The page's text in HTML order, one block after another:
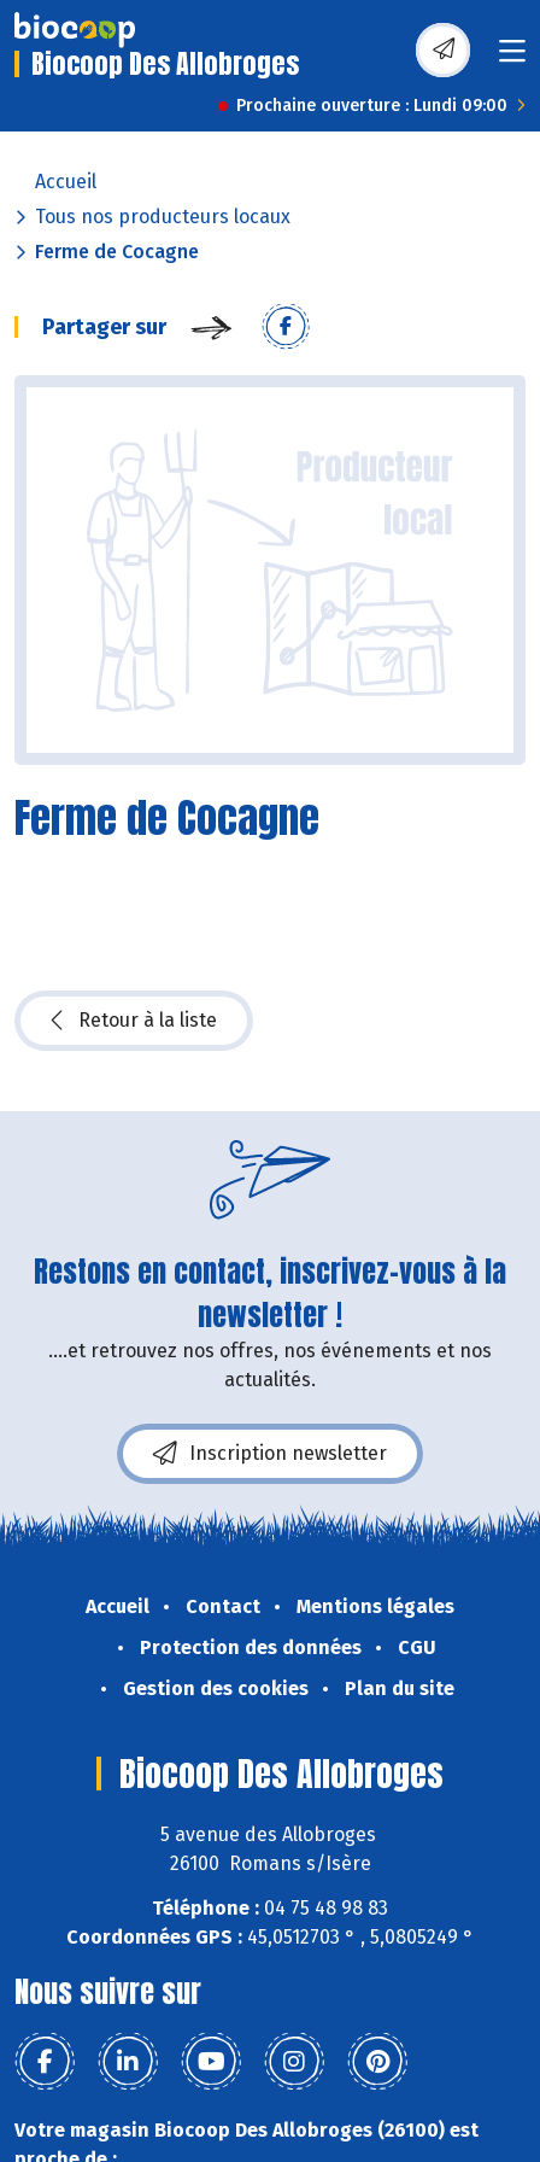
Biocoop Des Allobroges
Prochaine ouverture : Lundi 09:00
Accueil
Tous nos producteurs locaux
Ferme de Cocagne
Partager sur
Ferme de Cocagne
Retour à la liste
Restons en contact, inscrivez-vous à la
newsletter !
....et retrouvez nos offres, nos événements et nos
actualités.
Inscription newsletter
Accueil Contact
Mentions légales
Protection des données
CGU
Gestion des cookies
Plan du site
Biocoop Des Allobroges
5 avenue des Allobroges
26100 Romans s/Isère
Téléphone : 04 75 48 98 83
Coordonnées GPS : 45,0512703 ° , 5,0805249 °
Nous suivre sur
Votre magasin Biocoop Des Allobroges (26100) est